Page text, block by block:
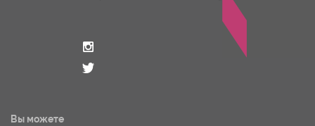
Вы можете